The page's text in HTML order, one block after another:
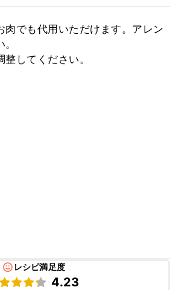
肉でも代用いただけます。アレン
してください。
レシピ満足度
4.23